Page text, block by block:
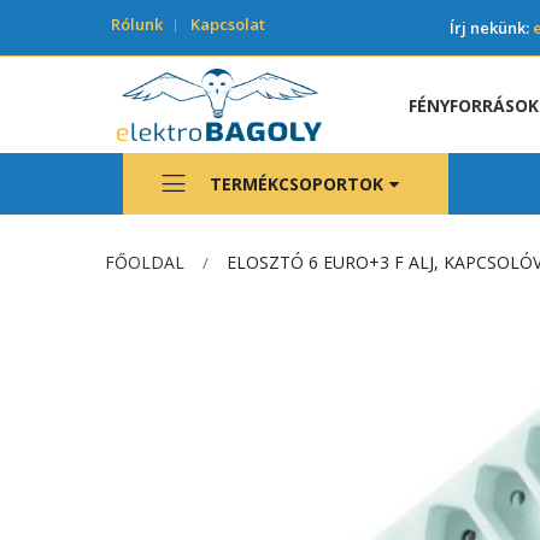
Rólunk Kapcsolat Írj nekünk:
FÉNYFORRÁSOK
TERMÉKCSOPORTOK
FŐOLDAL ELOSZTÓ 6 EURO+3 F ALJ,